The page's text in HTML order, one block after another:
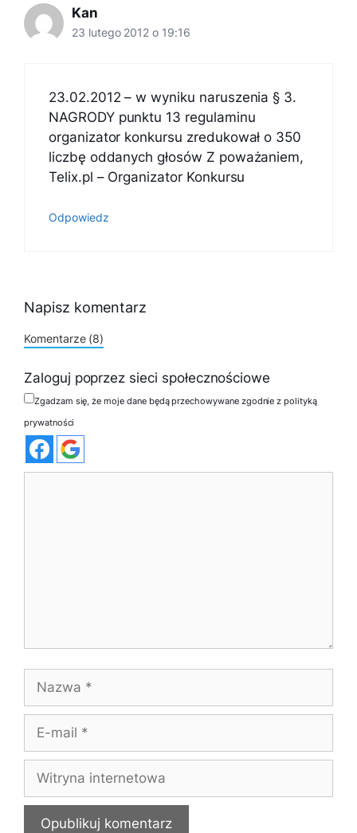
Kan
23 lutego 2012 o 19:16
23.02.2012 – w wyniku naruszenia § 3.
NAGRODY punktu 13 regulaminu
organizator konkursu zredukował o 350
liczbę oddanych głosów Z poważaniem,
Telix.pl – Organizator Konkursu
Odpowiedz
Napisz komentarz
Komentarze (8)
Zaloguj poprzez sieci społecznościowe
Zgadzam się, że moje dane będą przechowywane zgodnie z polityką
prywatności
Nazwa
Witryna
internetowa